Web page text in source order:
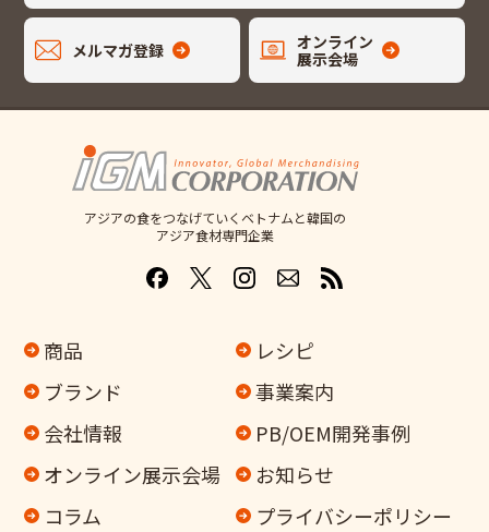
メルマガ登録
オンライン
展示会場
アジアの食をつなげていくベトナムと韓国の
アジア食材専門企業
商品
レシピ
ブランド
事業案内
会社情報
PB/OEM開発事例
オンライン展示会場
お知らせ
コラム
プライバシーポリシー